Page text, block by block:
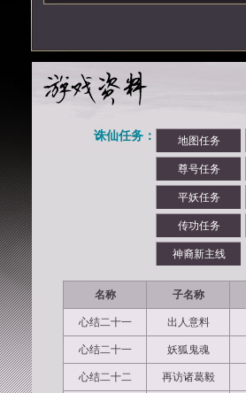
诛仙任务： 地图任务
尊号任务
平妖任务
传功任务
神裔新主线
名称 子名称
心结二十一 出人意料
心结二十一 妖狐鬼魂
心结二十二 再访诸葛毅